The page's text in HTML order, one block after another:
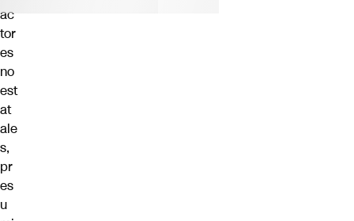
ac
tor
es
no
est
at
ale
s,
pr
es
u